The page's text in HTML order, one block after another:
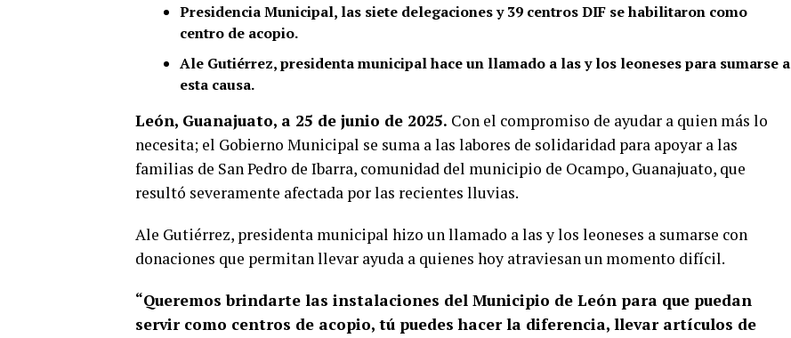
Presidencia Municipal, las siete delegaciones y 39 centros DIF se habilitaron como
centro de acopio.
Ale Gutiérrez, presidenta municipal hace un llamado a las y los leoneses para sumarse a
esta causa.
León, Guanajuato, a 25 de junio de 2025. Con el compromiso de ayudar a quien más lo
necesita; el Gobierno Municipal se suma a las labores de solidaridad para apoyar a las
familias de San Pedro de Ibarra, comunidad del municipio de Ocampo, Guanajuato, que
resultó severamente afectada por las recientes lluvias.
Ale Gutiérrez, presidenta municipal hizo un llamado a las y los leoneses a sumarse con
donaciones que permitan llevar ayuda a quienes hoy atraviesan un momento difícil.
“Queremos brindarte las instalaciones del Municipio de León para que puedan
servir como centros de acopio, tú puedes hacer la diferencia, llevar artículos de